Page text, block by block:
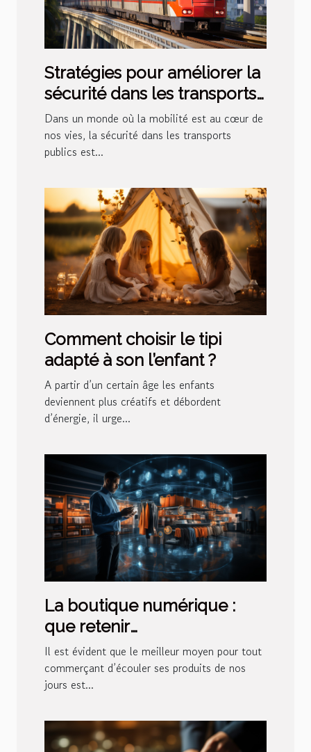
Stratégies pour améliorer la
sécurité dans les transports
publics
Dans un monde où la mobilité est au cœur de
nos vies, la sécurité dans les transports
publics est...
Comment choisir le tipi
adapté à son l’enfant ?
A partir d’un certain âge les enfants
deviennent plus créatifs et débordent
d’énergie, il urge...
La boutique numérique :
que retenir
essentiellement ?
Il est évident que le meilleur moyen pour tout
commerçant d’écouler ses produits de nos
jours est...